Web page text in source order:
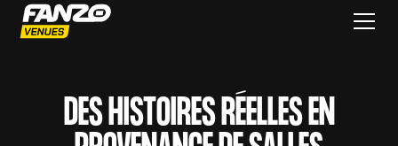
DES HISTOIRES RÉELLES EN